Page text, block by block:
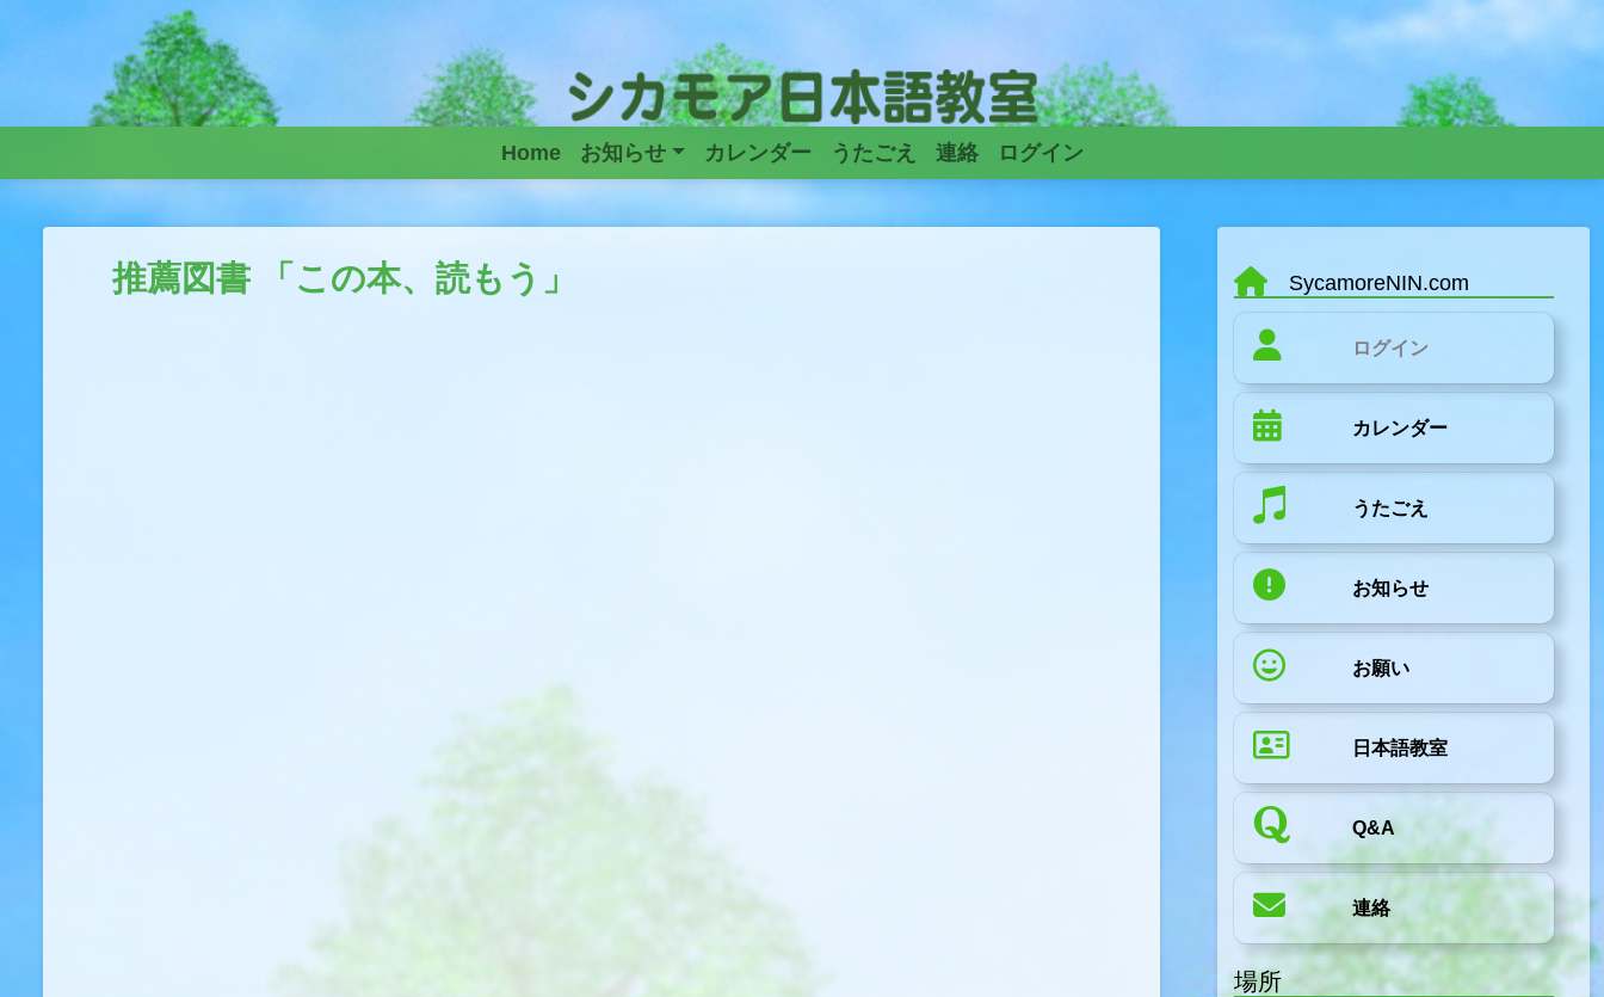
Main
Home お知らせ カレンダー うたごえ 連絡 ログイン
推薦図書 「この本、読もう」 SycamoreNIN.com
ログイン
カレンダー
うたごえ
お知らせ
お願い
日本語教室
Q&A
連絡
場所